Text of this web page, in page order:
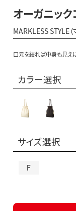
オーガニック
MARKLESS STYLE（
口元を絞れば中身も見えに
カラー選択
サイズ選択
F